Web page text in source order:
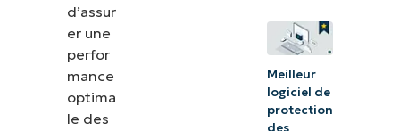
d’assur
er une
perfor
mance
optima
le des
Meilleur
logiciel de
protection